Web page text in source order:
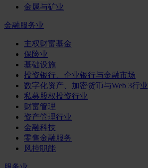
金属与矿业
金融服务业
主权财富基金
保险业
基础设施
投资银行、企业银行与金融市场
数字化资产、加密货币与Web 3行业
私募股权投资行业
财富管理
资产管理行业
金融科技
零售金融服务
风控职能